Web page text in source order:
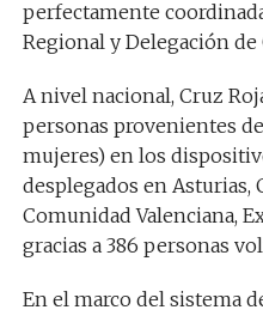
perfectamente
Regional y Delegación de
A nivel nacional, Cruz
personas provenientes
mujeres) en los
desplegados en Asturias,
Comunidad Valenciana,
gracias a 386 personas
En el marco del sistema